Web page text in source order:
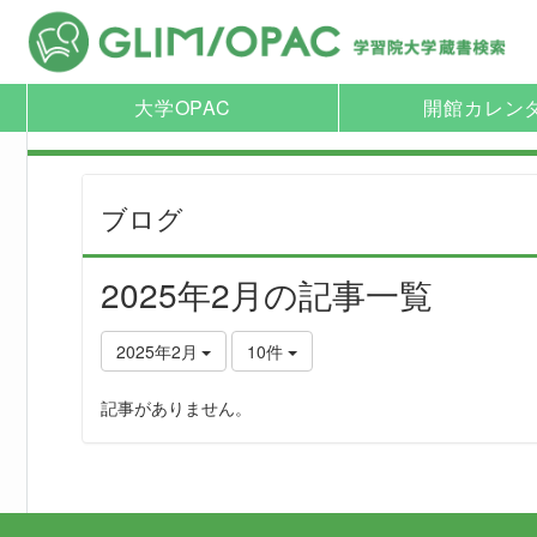
大学OPAC 開館カレン
ブログ
2025年2月の記事一覧
2025年2月 10件
記事がありません。